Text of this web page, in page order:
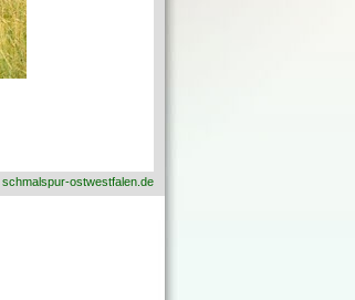
schmalspur-ostwestfalen.de